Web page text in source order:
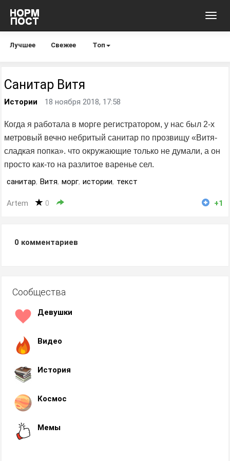
Лучшее Свежее Топ
Санитар Витя
Истории 18 ноября 2018, 17:58
Когда я работала в морге регистратором, у нас был 2-х
метровый вечно небритый санитар по прозвищу «Витя-
сладкая попка». что окружающие только не думали, а он
просто как-то на разлитое варенье сел.
санитар, Витя, морг, истории, текст
Artem 0 +1
0 комментариев
Сообщества
Девушки
Видео
История
Космос
Мемы